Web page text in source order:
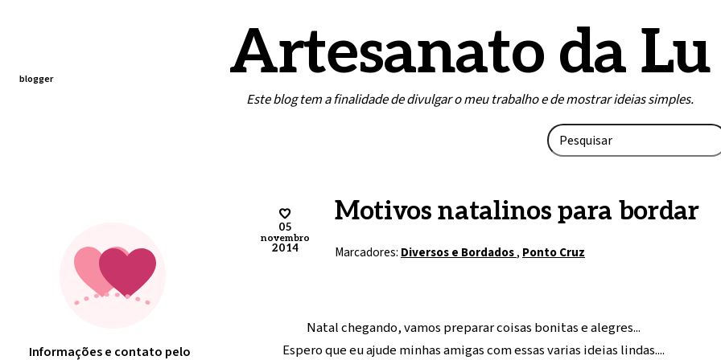
blogger Artesanato da Lu
Este blog tem a finalidade de divulgar o meu trabalho e de mostrar ideias simples.
Informações e contato pelo
Motivos natalinos para bordar
Marcadores: Diversos e Bordados, Ponto Cruz
05
novembro
2014
Natal chegando, vamos preparar coisas bonitas e alegres...
Espero que eu ajude minhas amigas com essas varias ideias lindas....